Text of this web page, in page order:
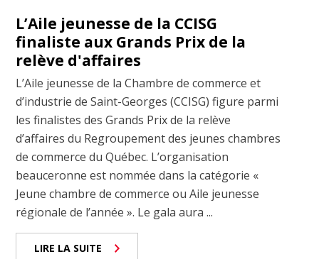
L’Aile jeunesse de la CCISG
finaliste aux Grands Prix de la
relève d'affaires
L’Aile jeunesse de la Chambre de commerce et
d’industrie de Saint-Georges (CCISG) figure parmi
les finalistes des Grands Prix de la relève
d’affaires du Regroupement des jeunes chambres
de commerce du Québec. L’organisation
beauceronne est nommée dans la catégorie «
Jeune chambre de commerce ou Aile jeunesse
régionale de l’année ». Le gala aura ...
LIRE LA SUITE